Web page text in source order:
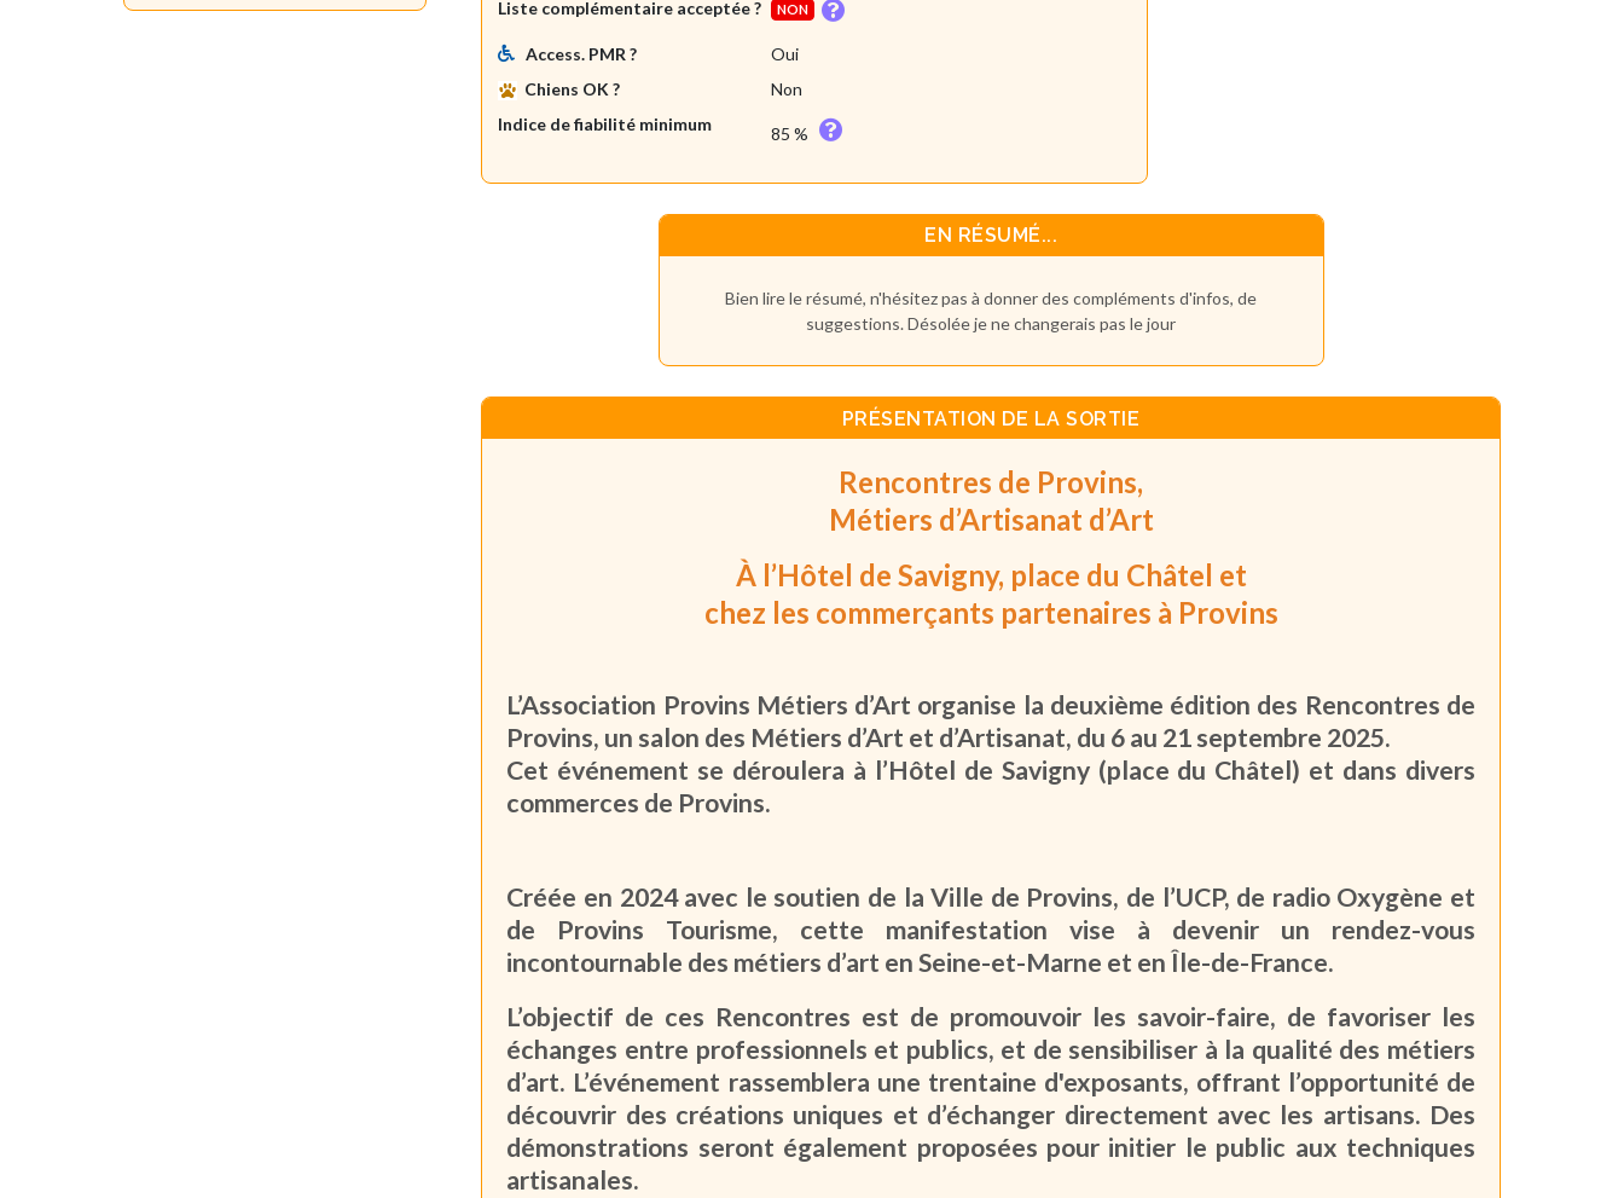
Liste complémentaire acceptée ?
NON
Access. PMR ?
Oui
Chiens OK ?
Non
Indice de fiabilité minimum
85 %
EN RÉSUMÉ...
Bien lire le résumé, n'hésitez pas à donner des compléments d'infos, de
suggestions. Désolée je ne changerais pas le jour
PRÉSENTATION DE LA SORTIE
Rencontres de Provins,
Métiers d’Artisanat d’Art
À l’Hôtel de Savigny, place du Châtel et
chez les commerçants partenaires à Provins
L’Association Provins Métiers d’Art organise la deuxième édition des Rencontres de
Provins, un salon des Métiers d’Art et d’Artisanat, du 6 au 21 septembre 2025.
Cet événement se déroulera à l’Hôtel de Savigny (place du Châtel) et dans divers
commerces de Provins.
Créée en 2024 avec le soutien de la Ville de Provins, de l’UCP, de radio Oxygène et
de Provins Tourisme, cette manifestation vise à devenir un rendez-vous
incontournable des métiers d’art en Seine-et-Marne et en Île-de-France.
L’objectif de ces Rencontres est de promouvoir les savoir-faire, de favoriser les
échanges entre professionnels et publics, et de sensibiliser à la qualité des métiers
d’art. L’événement rassemblera une trentaine d'exposants, offrant l’opportunité de
découvrir des créations uniques et d’échanger directement avec les artisans. Des
démonstrations seront également proposées pour initier le public aux techniques
artisanales.